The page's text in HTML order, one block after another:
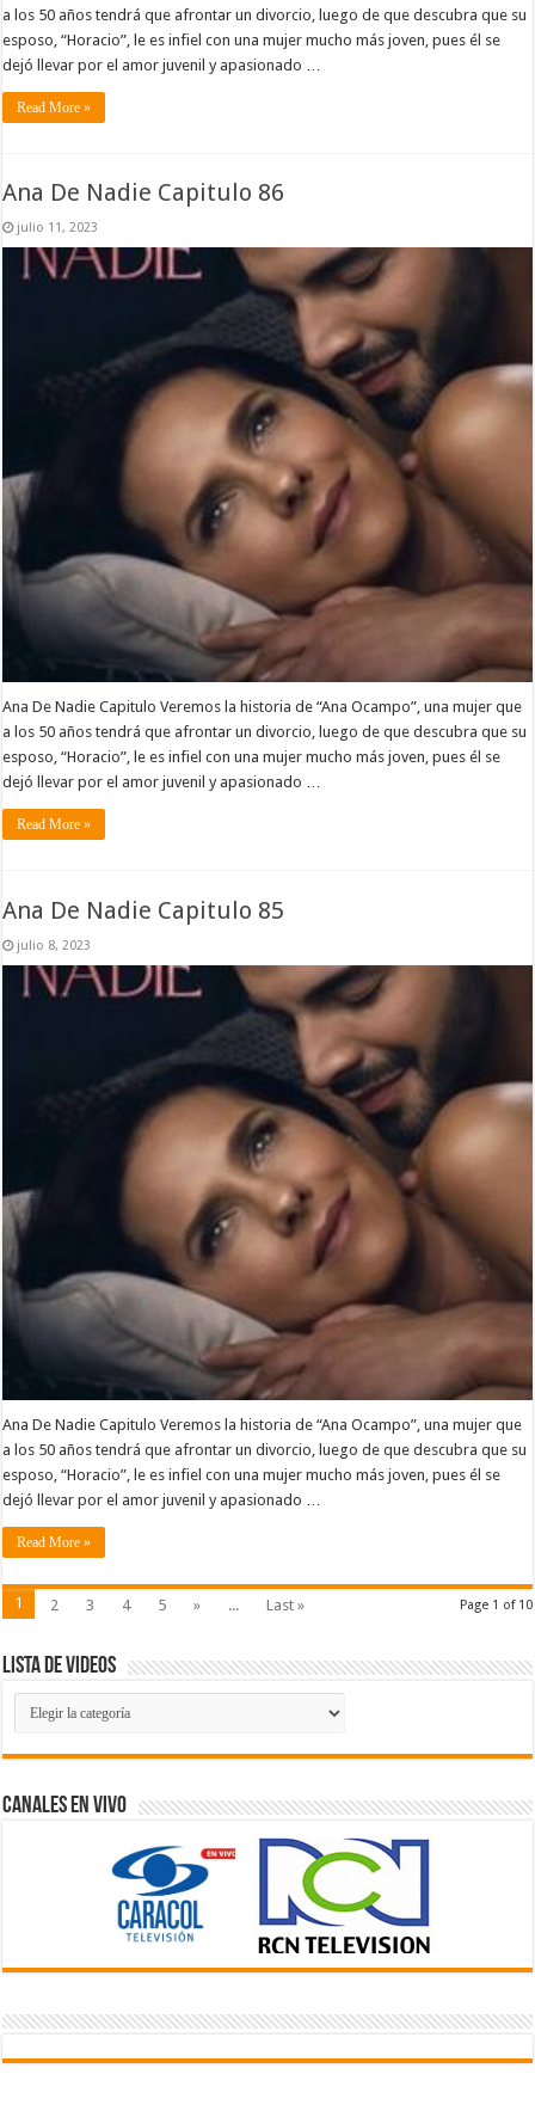
a los 50 años tendrá que afrontar un divorcio, luego de que descubra que su
esposo, “Horacio”, le es infiel con una mujer mucho más joven, pues él se
dejó llevar por el amor juvenil y apasionado …
Read More »
Ana De Nadie Capitulo 86
julio 11, 2023
Ana De Nadie Capitulo Veremos la historia de “Ana Ocampo”, una mujer que
a los 50 años tendrá que afrontar un divorcio, luego de que descubra que su
esposo, “Horacio”, le es infiel con una mujer mucho más joven, pues él se
dejó llevar por el amor juvenil y apasionado …
Read More »
Ana De Nadie Capitulo 85
julio 8, 2023
Ana De Nadie Capitulo Veremos la historia de “Ana Ocampo”, una mujer que
a los 50 años tendrá que afrontar un divorcio, luego de que descubra que su
esposo, “Horacio”, le es infiel con una mujer mucho más joven, pues él se
dejó llevar por el amor juvenil y apasionado …
Read More »
Page 1 of 10
1 2 3 4 5 » ... Last »
Lista de Videos
Lista
de
Videos
Canales En Vivo